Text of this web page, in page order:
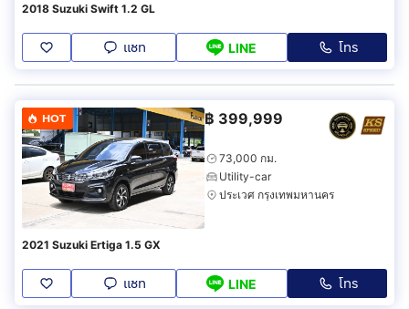
2018 Suzuki Swift 1.2 GL
แชท LINE โทร
HOT ฿ 399,999
73,000 กม.
Utility-car
ประเวศ กรุงเทพมหานคร
2021 Suzuki Ertiga 1.5 GX
แชท LINE โทร